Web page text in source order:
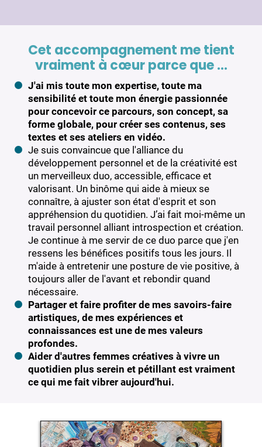
Cet accompagnement me tient
vraiment à cœur parce que …
J'ai mis toute mon expertise, toute ma
sensibilité et toute mon énergie passionnée
pour concevoir ce parcours, son concept, sa
forme globale, pour créer ses contenus, ses
textes et ses ateliers en vidéo.
Je suis convaincue que l'alliance du
développement personnel et de la créativité est
un merveilleux duo, accessible, efficace et
valorisant. Un binôme qui aide à mieux se
connaître, à ajuster son état d'esprit et son
appréhension du quotidien. J’ai fait moi-même un
travail personnel alliant introspection et création.
Je continue à me servir de ce duo parce que j'en
ressens les bénéfices positifs tous les jours. Il
m'aide à entretenir une posture de vie positive, à
toujours aller de l'avant et rebondir quand
nécessaire.
Partager et faire profiter de mes savoirs-faire
artistiques, de mes expériences et
connaissances est une de mes valeurs
profondes.
Aider d'autres femmes créatives à vivre un
quotidien plus serein et pétillant est vraiment
ce qui me fait vibrer aujourd'hui.